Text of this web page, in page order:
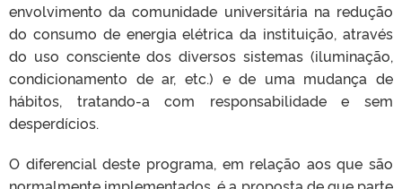
envolvimento da comunidade universitária na redução
do consumo de energia elétrica da instituição, através
do uso consciente dos diversos sistemas (iluminação,
condicionamento de ar, etc.) e de uma mudança de
hábitos, tratando-a com responsabilidade e sem
desperdícios.
O diferencial deste programa, em relação aos que são